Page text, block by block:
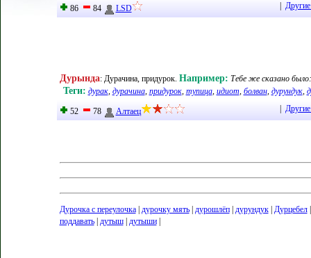
86 84 LSD
Дурында: Дурачина, придурок. Например: Тебе же сказано
Теги: дурак, дурачина, придурок, тупица, идиот, болван, дурундук,
52 78 Алтаец
Дурочка с переулочка| дурочку мять| дурошлёп| дурундук| Дурцебел
поддавать| дутыш| дутыши|